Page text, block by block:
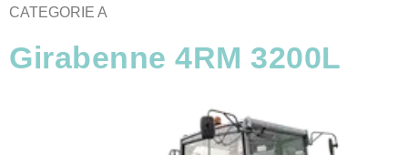
CATEGORIE A
Girabenne 4RM 3200L